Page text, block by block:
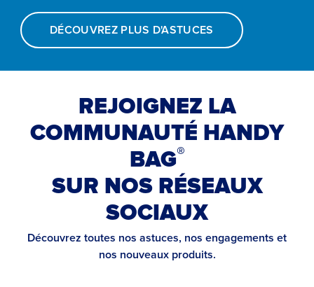
DÉCOUVREZ PLUS D'ASTUCES
REJOIGNEZ LA
COMMUNAUTÉ HANDY
BAG®
SUR NOS RÉSEAUX
SOCIAUX
Découvrez toutes nos astuces, nos engagements et
nos nouveaux produits.